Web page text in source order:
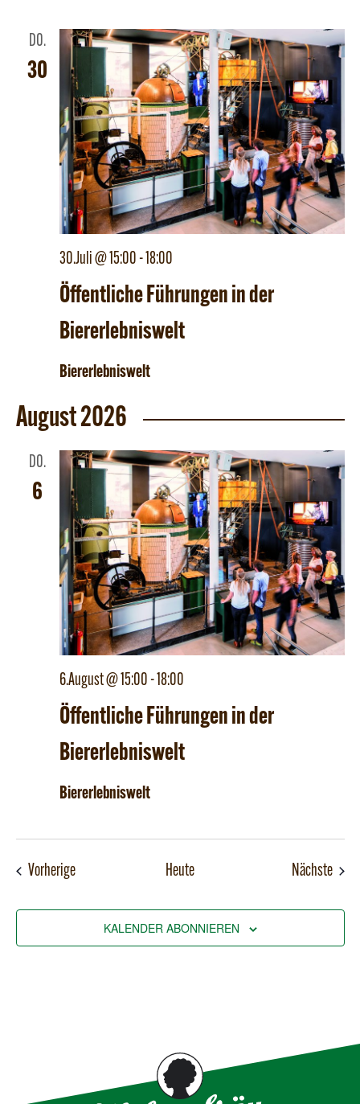
DO.
30
Öffentliche Führungen in der
Biererlebniswelt
30.Juli @ 15:00-18:00
Biererlebniswelt
August 2026
DO.
6
Öffentliche Führungen in der
Biererlebniswelt
6.August @ 15:00-18:00
Biererlebniswelt
VorherigeVeranstaltungen Heute Nächste
KALENDER ABONNIEREN